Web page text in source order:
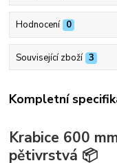
Hodnocení 0
Související zboží 3
Kompletní
Krabice 600
pětivrstvá 📦